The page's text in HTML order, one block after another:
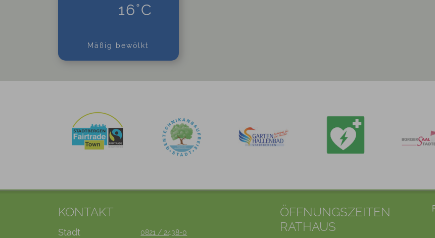
16°C
Mäßig bewölkt
KONTAKT
Stadt
0821 / 2438-0
ÖFFNUNGSZEITEN
RATHAUS